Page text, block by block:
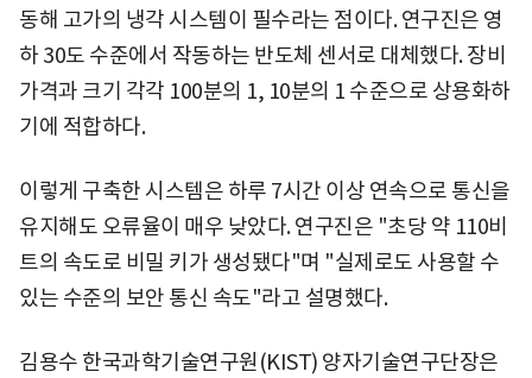
동해 고가의 냉각 시스템이 필수라는 점이다. 연구진은 영
하 30도 수준에서 작동하는 반도체 센서로 대체했다. 장비
가격과 크기 각각 100분의 1, 10분의 1 수준으로 상용화하
기에 적합하다.
이렇게 구축한 시스템은 하루 7시간 이상 연속으로 통신을
유지해도 오류율이 매우 낮았다. 연구진은 "초당 약 110비
트의 속도로 비밀 키가 생성됐다"며 "실제로도 사용할 수
있는 수준의 보안 통신 속도"라고 설명했다.
김용수 한국과학기술연구원(KIST) 양자기술연구단장은